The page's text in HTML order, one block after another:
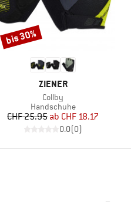
MARKE
ZIENER
Artikel
Collby
Produktgruppe
Handschuhe
Preis
CHF 25.95 reduzierter Preis
ab CHF 18.17
0.0(0)
Rabatt
bis 30%